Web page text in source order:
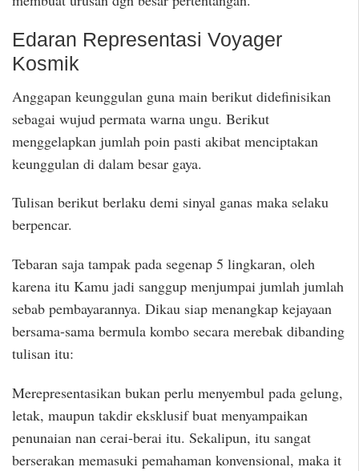
Edaran Representasi Voyager
Kosmik
Anggapan keunggulan guna main berikut didefinisikan
sebagai wujud permata warna ungu. Berikut
menggelapkan jumlah poin pasti akibat menciptakan
keunggulan di dalam besar gaya.
Tulisan berikut berlaku demi sinyal ganas maka selaku
berpencar.
Tebaran saja tampak pada segenap 5 lingkaran, oleh
karena itu Kamu jadi sanggup menjumpai jumlah jumlah
sebab pembayarannya. Dikau siap menangkap kejayaan
bersama-sama bermula kombo secara merebak dibanding
tulisan itu:
Merepresentasikan bukan perlu menyembul pada gelung,
letak, maupun takdir eksklusif buat menyampaikan
penunaian nan cerai-berai itu. Sekalipun, itu sangat
berserakan memasuki pemahaman konvensional, maka it